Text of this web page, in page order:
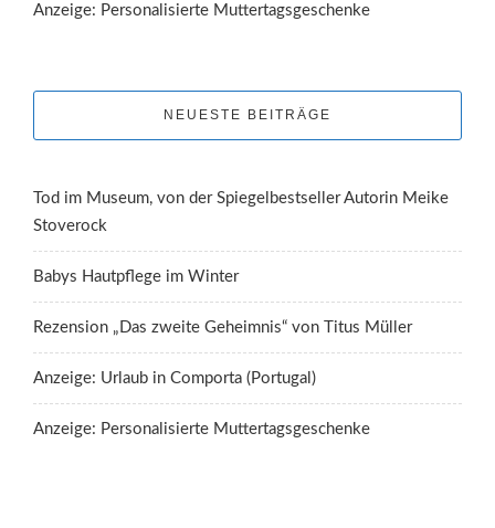
Anzeige: Personalisierte Muttertagsgeschenke
NEUESTE BEITRÄGE
Tod im Museum, von der Spiegelbestseller Autorin Meike
Stoverock
Babys Hautpflege im Winter
Rezension „Das zweite Geheimnis“ von Titus Müller
Anzeige: Urlaub in Comporta (Portugal)
Anzeige: Personalisierte Muttertagsgeschenke